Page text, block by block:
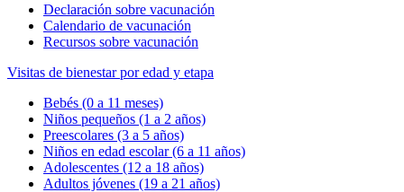
Declaración sobre vacunación
Calendario de vacunación
Recursos sobre vacunación
Visitas de bienestar por edad y etapa
Bebés (0 a 11 meses)
Niños pequeños (1 a 2 años)
Preescolares (3 a 5 años)
Niños en edad escolar (6 a 11 años)
Adolescentes (12 a 18 años)
Adultos jóvenes (19 a 21 años)